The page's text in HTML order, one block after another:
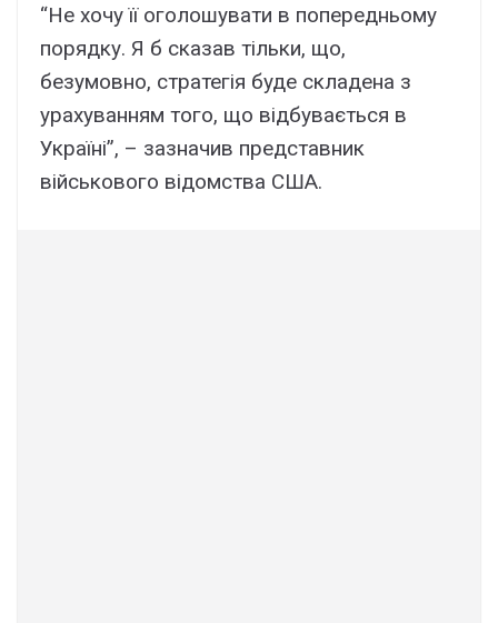
“Не хочу її оголошувати в попередньому
порядку. Я б сказав тільки, що,
безумовно, стратегія буде складена з
урахуванням того, що відбувається в
Україні”, – зазначив представник
військового відомства США.